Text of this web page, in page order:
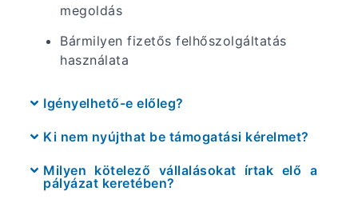
megoldás
Bármilyen fizetős felhőszolgáltatás
használata
Igényelhető-e előleg?
Ki nem nyújthat be támogatási kérelmet?
Milyen kötelező vállalásokat írtak elő a
pályázat keretében?